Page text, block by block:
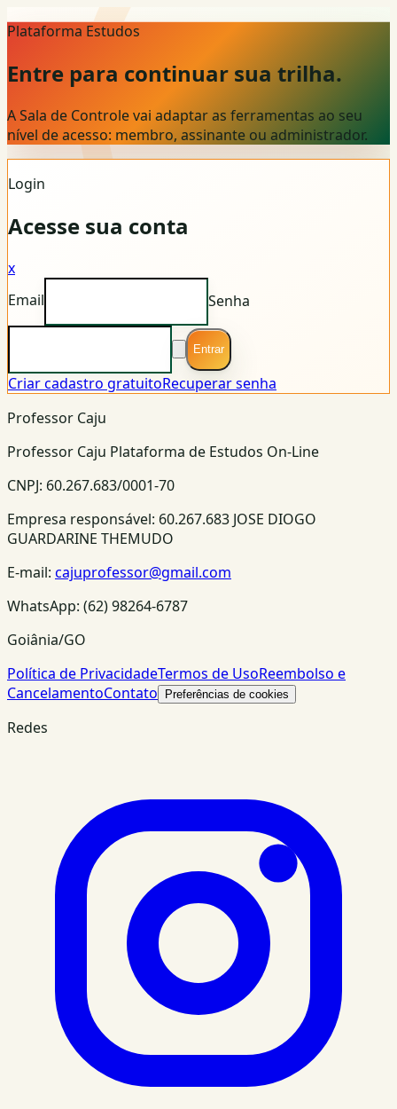
Plataforma Estudos
Entre para continuar sua trilha.
A Sala de Controle vai adaptar as ferramentas ao seu
nível de acesso: membro, assinante ou administrador.
Login
Acesse sua conta
x
Email
Senha
Entrar
Criar cadastro gratuitoRecuperar senha
Professor Caju
Professor Caju Plataforma de Estudos On-Line
CNPJ: 60.267.683/0001-70
Empresa responsável: 60.267.683 JOSE DIOGO
GUARDARINE THEMUDO
E-mail: cajuprofessor@gmail.com
WhatsApp: (62) 98264-6787
Goiânia/GO
Política de PrivacidadeTermos de UsoReembolso e
CancelamentoContato Preferências de cookies
Redes